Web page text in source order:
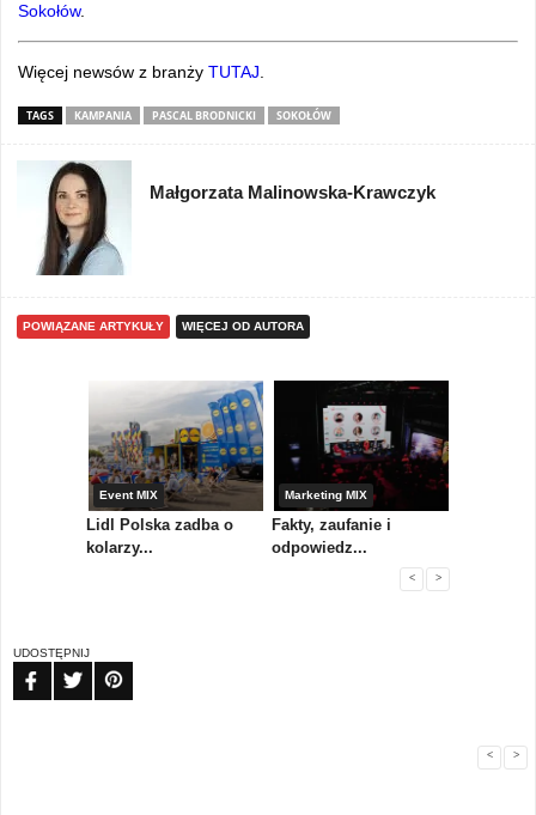
Sokołów.
Więcej newsów z branży TUTAJ
TAGS KAMPANIA PASCAL BRODNICKI SOKOŁÓW
Małgorzata Malinowska-Krawczyk
POWIĄZANE ARTYKUŁY WIĘCEJ OD AUTORA
Event MIX
Lidl Polska zadba o
kolarzy...
Marketing MIX
Fakty, zaufanie i
odpowiedz...
< >
UDOSTĘPNIJ
< >